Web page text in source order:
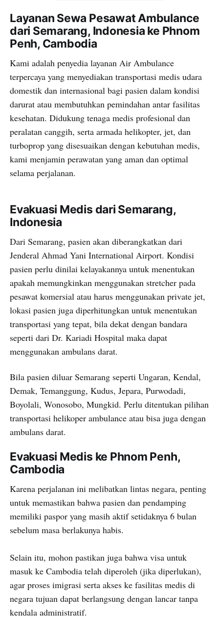
Layanan Sewa Pesawat Ambulance
dari Semarang, Indonesia ke Phnom
Penh, Cambodia
Kami adalah penyedia layanan Air Ambulance
terpercaya yang menyediakan transportasi medis udara
domestik dan internasional bagi pasien dalam kondisi
darurat atau membutuhkan pemindahan antar fasilitas
kesehatan. Didukung tenaga medis profesional dan
peralatan canggih, serta armada helikopter, jet, dan
turboprop yang disesuaikan dengan kebutuhan medis,
kami menjamin perawatan yang aman dan optimal
selama perjalanan.
Evakuasi Medis dari Semarang,
Indonesia
Dari Semarang, pasien akan diberangkatkan dari
Jenderal Ahmad Yani International Airport. Kondisi
pasien perlu dinilai kelayakannya untuk menentukan
apakah memungkinkan menggunakan stretcher pada
pesawat komersial atau harus menggunakan private jet,
lokasi pasien juga diperhitungkan untuk menentukan
transportasi yang tepat, bila dekat dengan bandara
seperti dari Dr. Kariadi Hospital maka dapat
menggunakan ambulans darat.
Bila pasien diluar Semarang seperti Ungaran, Kendal,
Demak, Temanggung, Kudus, Jepara, Purwodadi,
Boyolali, Wonosobo, Mungkid. Perlu ditentukan pilihan
transportasi helikoper ambulance atau bisa juga dengan
ambulans darat.
Evakuasi Medis ke Phnom Penh,
Cambodia
Karena perjalanan ini melibatkan lintas negara, penting
untuk memastikan bahwa pasien dan pendamping
memiliki paspor yang masih aktif setidaknya 6 bulan
sebelum masa berlakunya habis.
Selain itu, mohon pastikan juga bahwa visa untuk
masuk ke Cambodia telah diperoleh (jika diperlukan),
agar proses imigrasi serta akses ke fasilitas medis di
negara tujuan dapat berlangsung dengan lancar tanpa
kendala administratif.